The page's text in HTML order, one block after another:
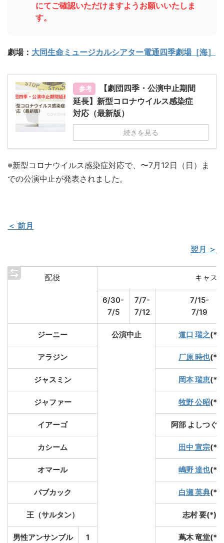
にてご確認いただけますようお願いいたしま
す。
劇場： 大同生命ミュージカルシアター電通四季劇場［海］
参考
【劇団四季・公演中止期間
延長】新型コロナウイルス感染症
対応（最新版）
続きを見る
※新型コロナウイルス感染症対応で、〜7月12日（日）ま
での公演中止が発表されました。
＜ 前月
翌月 ＞
配役 キャス
6/30-
7/5
7/7-
7/12
7/15-
7/19
ジーニー 公演中止 道口 瑞之(*)
アラジン 厂原 時也(*)
ジャスミン 岡本 瑞恵(*)
ジャファー 牧野 公昭(*)
イアーゴ 阿部 よしつぐ
カシーム 田中 宣宗(*)
オマール 嶋野 達也(*)
バブカック 白瀬 英典(*)
王（サルタン） 志村 要(*)
男性アンサンブル 1 蔦木 竜堂(*)